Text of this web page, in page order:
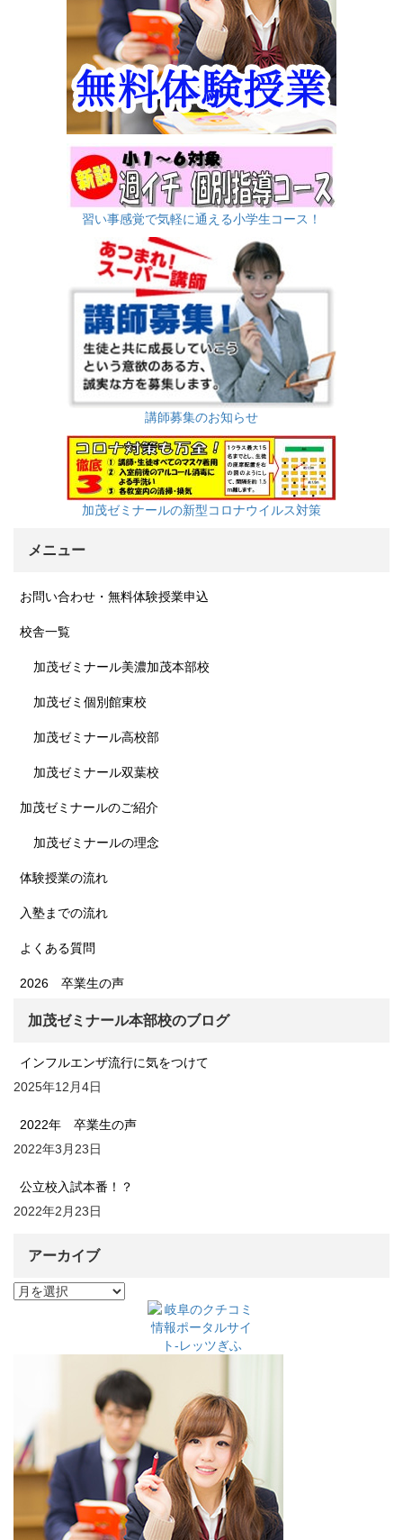
習い事感覚で気軽に通える小学生コース！
講師募集のお知らせ
加茂ゼミナールの新型コロナウイルス対策
メニュー
お問い合わせ・無料体験授業申込
校舎一覧
加茂ゼミナール美濃加茂本部校
加茂ゼミ個別館東校
加茂ゼミナール高校部
加茂ゼミナール双葉校
加茂ゼミナールのご紹介
加茂ゼミナールの理念
体験授業の流れ
入塾までの流れ
よくある質問
2026 卒業生の声
加茂ゼミナール本部校のブログ
インフルエンザ流行に気をつけて
2025年12月4日
2022年 卒業生の声
2022年3月23日
公立校入試本番！？
2022年2月23日
アーカイブ
ア